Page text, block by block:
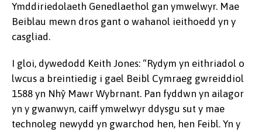
Ymddiriedolaeth Genedlaethol gan ymwelwyr. Mae
Beiblau mewn dros gant o wahanol ieithoedd yn y
casgliad.
I gloi, dywedodd Keith Jones: “Rydym yn eithriadol o
lwcus a breintiedig i gael Beibl Cymraeg gwreiddiol
1588 yn Nhŷ Mawr Wybrnant. Pan fyddwn yn ailagor
yn y gwanwyn, caiff ymwelwyr ddysgu sut y mae
technoleg newydd yn gwarchod hen, hen Feibl. Yn y